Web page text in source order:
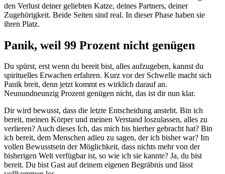
den Verlust deiner geliebten Katze, deines Partners, deiner
Zugehörigkeit. Beide Seiten sind real. In dieser Phase haben sie
ihren Platz.
Panik, weil 99 Prozent nicht genügen
Du spürst, erst wenn du bereit bist, alles aufzugeben, kannst du
spirituelles Erwachen erfahren. Kurz vor der Schwelle macht sich
Panik breit, denn jetzt kommt es wirklich darauf an.
Neunundneunzig Prozent genügen nicht, das ist dir nun klar.
Dir wird bewusst, dass die letzte Entscheidung ansteht. Bin ich
bereit, meinen Körper und meinen Verstand loszulassen, alles zu
verlieren? Auch dieses Ich, das mich bis hierher gebracht hat? Bin
ich bereit, dem Menschen adieu zu sagen, der ich bisher war? Im
vollen Bewusstsein der Möglichkeit, dass nichts mehr von der
bisherigen Welt verfügbar ist, so wie ich sie kannte? Ja, du bist
bereit. Du bist Gast auf deinem eigenen Begräbnis und lässt